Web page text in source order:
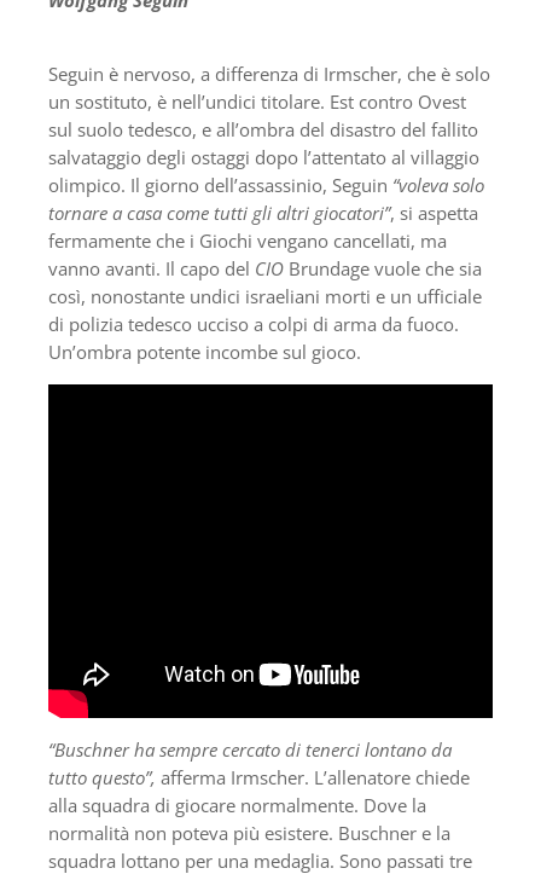
Seguin è nervoso, a differenza di Irmscher, che è solo
un sostituto, è nell’undici titolare. Est contro Ovest
sul suolo tedesco, e all’ombra del disastro del fallito
salvataggio degli ostaggi dopo l’attentato al villaggio
olimpico. Il giorno dell’assassinio, Seguin “voleva solo
tornare a casa come tutti gli altri giocatori”, si aspetta
fermamente che i Giochi vengano cancellati, ma
vanno avanti. Il capo del CIO Brundage vuole che sia
così, nonostante undici israeliani morti e un ufficiale
di polizia tedesco ucciso a colpi di arma da fuoco.
Un’ombra potente incombe sul gioco.
“Buschner ha sempre cercato di tenerci lontano da
tutto questo”, afferma Irmscher. L’allenatore chiede
alla squadra di giocare normalmente. Dove la
normalità non poteva più esistere. Buschner e la
squadra lottano per una medaglia. Sono passati tre